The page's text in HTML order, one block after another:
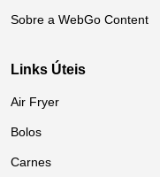
Sobre a WebGo Content
Links Úteis
Air Fryer
Bolos
Carnes